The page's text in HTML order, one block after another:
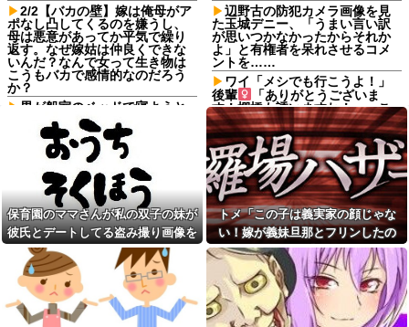
2/2【バカの壁】嫁は俺母がア
ポなし凸してくるのを嫌うし、
母は悪意があってか平気で繰り
返す。なぜ嫁姑は仲良くできな
いんだ？なんで女って生き物は
こうもバカで感情的なのだろう
か？
男が船室のベッドで寝ようと
していた。…えっ？あなたは誰
ですか？→ 見知らぬひとがいる
んだが…
【復讐】 絶対に「植えてはい
けない植物」を小学校に植えた
→20年経って見に行くと…
「！？」衝撃の光景が・・・
管理会社「エレベーターホー
ルでは遊ばせないでください」
私「うちの子じゃないんですけ
ど…」→まさかの展開になり…
ソロキャンが趣味だけど、男
にサイト内に侵入されたことが
ある。友達から「後ろ後
ろ！！」と叫ばれて...
辺野古の防犯カメラ画像を見
た玉城デニー、「うまい言い訳
が思いつかなかったからそれか
よ」と有権者を呆れさせるコメ
ントを……
ワイ「メシでも行こうよ！」
後輩
「ありがとうございま
す！棚橋も誘いますね！」←こ
れさあｗ
【画像あり】ディズニーの
「おいなり巻（600円）」、卑猥
すぎて賛否両論ｗｗｗｗｗ他
100均のレジで「白ありません
か？」と質問し、列をストップ
させてニヤニヤする迷惑サラリ
ーマン！並んでいる客の苛立ち
を楽しむ底意地の悪さに激怒
コインランドリーで私物の乾
燥機シートを「ご自由にどうぞ
だろw」と勝手に盗もうとした
DQN夫婦！注意したら「は？名
前かいてないんですけど」と逆
ギレ
保育園のママさんが私の双子の妹が
彼氏とデートしてる盗み撮り画像を
見せて「あとはわかるよね？とりあ
えず5万を家に持ってきて」と脅し
トメ「この子は義実家の顔じゃな
い！嫁が義妹旦那とフリンしたの
よ！」私「DNA鑑定します？」義妹
旦那「もちろんです」→結果…